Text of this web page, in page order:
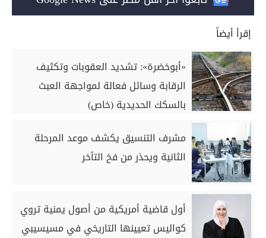
إقرأ أيضاً
«أبوخضرة»: تشديد العقوبات وتكثيف
الرقابة وسائل فعالة لمواجهة العبث
بالسكك الحديدية (خاص)
مشرف التنسيق يكشف موعد المرحلة
الثانية ويحذر من فخ التأخر
أول قاضية أمريكية من أصول يمنية تروي
كواليس تعيينها التاريخي في مسيسيبي